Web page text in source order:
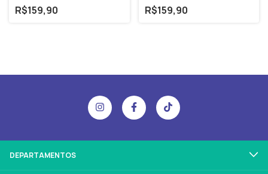
R$159,90 R$159,90
DEPARTAMENTOS